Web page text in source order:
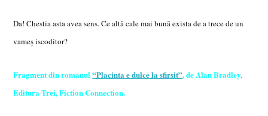
Da! Chestia asta avea sens. Ce altă cale mai bună exista de a trece de un
vameş iscoditor?
Fragment din romanul“Placinta e dulce la sfirsit”, de Alan Bradley,
Editura Trei, Fiction Connection.